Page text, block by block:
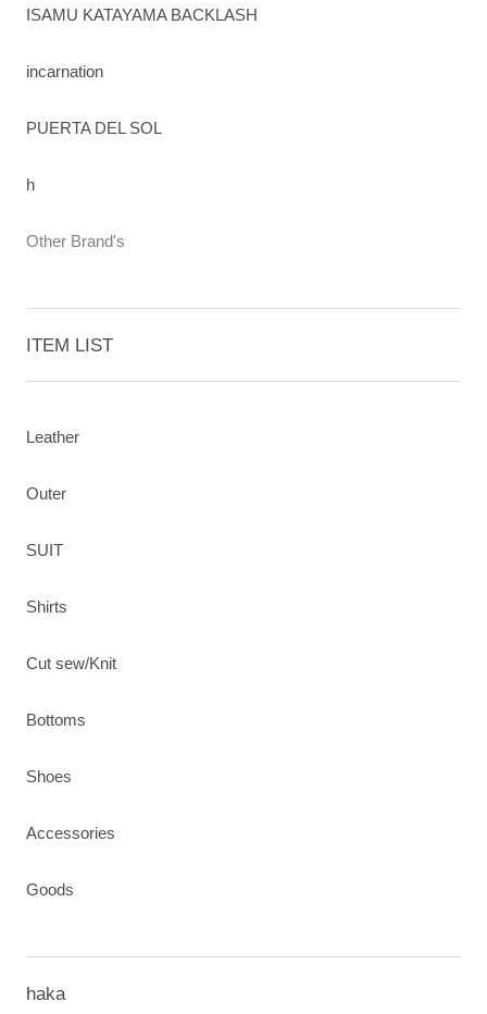
ISAMU KATAYAMA BACKLASH
incarnation
PUERTA DEL SOL
h
Other Brand's
ITEM LIST
Leather
Outer
SUIT
Shirts
Cut sew/Knit
Bottoms
Shoes
Accessories
Goods
haka